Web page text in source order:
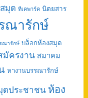
มุด ทีเคพาร์ค นิตยสาร
ณารักษ์
ณารักษ์ บล็อกห้องสมุด
มัครงาน สมาคม
หางานบรรณารักษ์
ดประชาชน ห้อง